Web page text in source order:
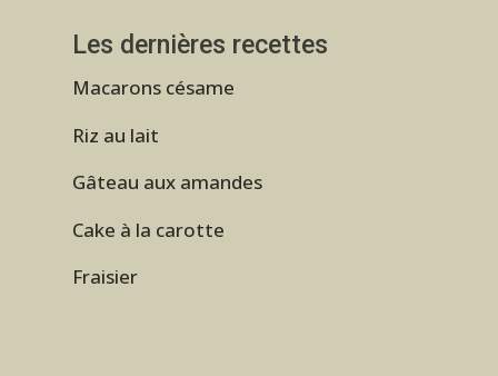
Les dernières recettes
Macarons césame
Riz au lait
Gâteau aux amandes
Cake à la carotte
Fraisier